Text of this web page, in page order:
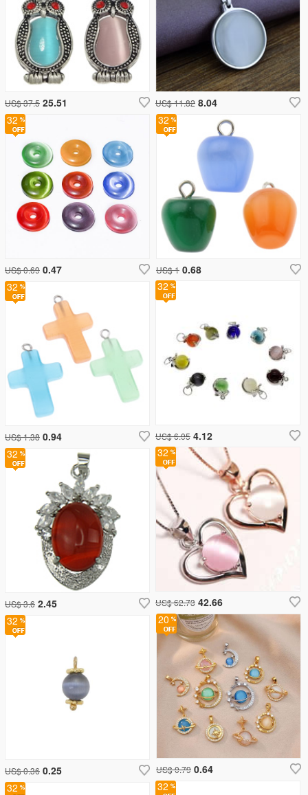
32
US$ 0.69 0.47
32
US$ 3.6 2.45
32
US$ 1.38 0.94
32
US$ 1 0.68
32
US$ 62.73 42.66
32
US$ 6.05 4.12
US$ 11.82 8.04
US$ 37.5 25.51
20
US$ 0.79 0.64
32
US$ 0.36 0.25
32 32